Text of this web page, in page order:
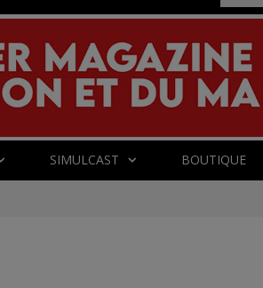
SIMULCAST BOUTIQUE